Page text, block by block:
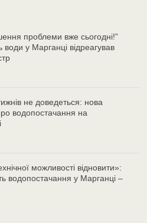
проблеми вже сьогодні!”
води у Марганці відреагував
не доведеться: нова
водопостачання на
можливості відновити»:
водопостачання у Марганці –